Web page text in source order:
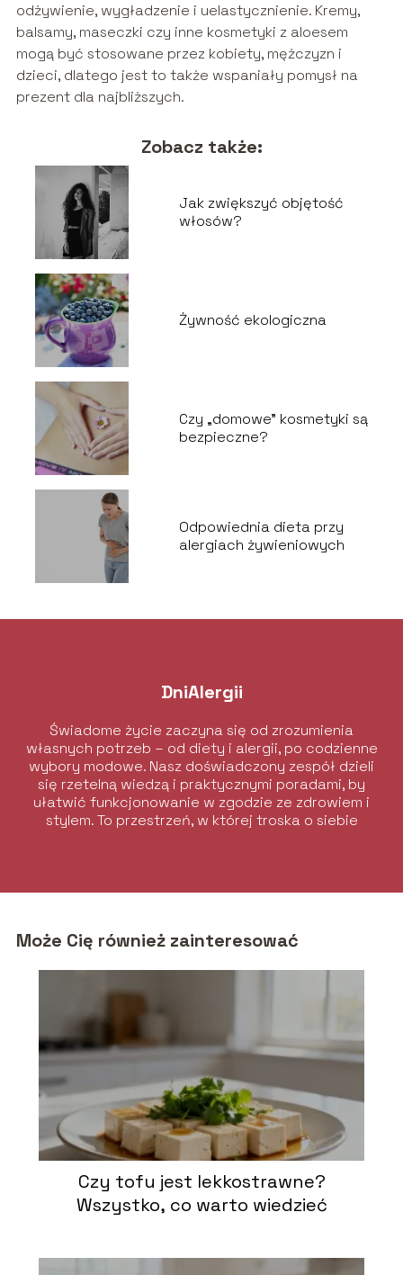
odżywienie, wygładzenie i uelastycznienie. Kremy,
balsamy, maseczki czy inne kosmetyki z aloesem
mogą być stosowane przez kobiety, mężczyzn i
dzieci, dlatego jest to także wspaniały pomysł na
prezent dla najbliższych.
Zobacz także:
Jak zwiększyć objętość
włosów?
Żywność ekologiczna
Czy „domowe” kosmetyki są
bezpieczne?
Odpowiednia dieta przy
alergiach żywieniowych
DniAlergii
Świadome życie zaczyna się od zrozumienia
własnych potrzeb – od diety i alergii, po codzienne
wybory modowe. Nasz doświadczony zespół dzieli
się rzetelną wiedzą i praktycznymi poradami, by
ułatwić funkcjonowanie w zgodzie ze zdrowiem i
stylem. To przestrzeń, w której troska o siebie
Może Cię również zainteresować
Czy tofu jest lekkostrawne?
Wszystko, co warto wiedzieć